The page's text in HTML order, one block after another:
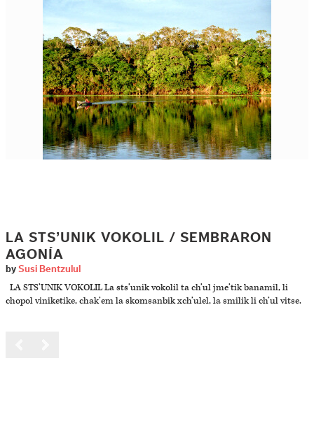
LA STS’UNIK VOKOLIL / SEMBRARON
AGONÍA
by Susi Bentzulul
LA STS’UNIK VOKOLIL La sts’unik vokolil ta ch’ul jme’tik banamil, li
chopol viniketike, chak’em la skomsanbik xch’ulel, la smilik li ch’ul vitse.